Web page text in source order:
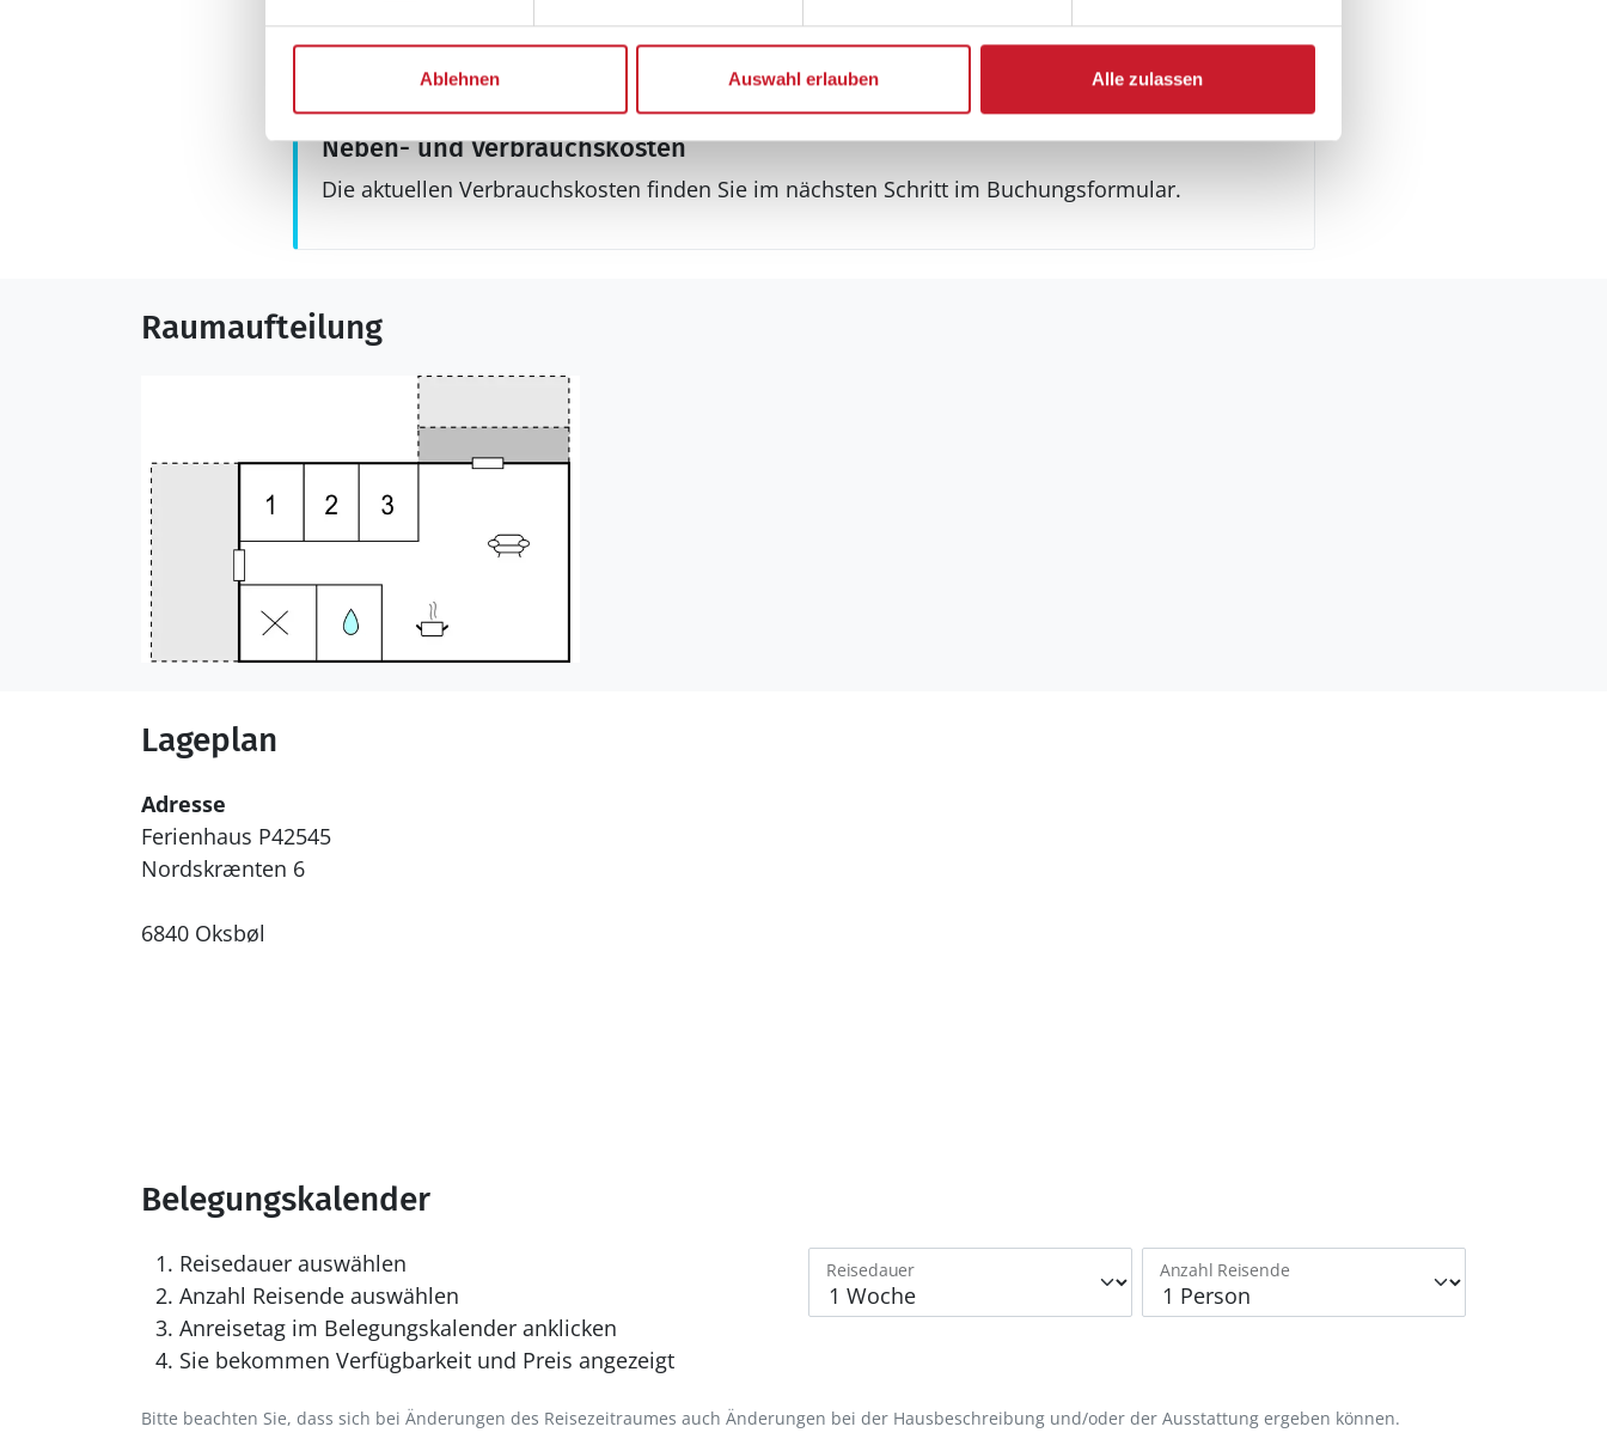
Ablehnen Auswahl erlauben Alle zulassen
Wärmepumpe
Neben- und Verbrauchskosten
Die aktuellen Verbrauchskosten finden Sie im nächsten Schritt im Buchungsformular.
Raumaufteilung
Lageplan
Adresse
Ferienhaus P42545
Nordskrænten 6
6840 Oksbøl
Belegungskalender
Reisedauer auswählen
Anzahl Reisende auswählen
Anreisetag im Belegungskalender anklicken
Sie bekommen Verfügbarkeit und Preis angezeigt
Reisedauer Anzahl Reisende
Bitte beachten Sie, dass sich bei Änderungen des Reisezeitraumes auch Änderungen bei der Hausbeschreibung und/oder der Ausstattung ergeben können.